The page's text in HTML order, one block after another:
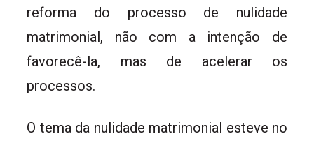
reforma do processo de nulidade
matrimonial, não com a intenção de
favorecê-la, mas de acelerar os
processos.
O tema da nulidade matrimonial esteve no